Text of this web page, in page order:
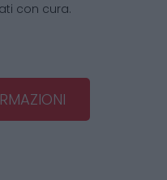
con cura.